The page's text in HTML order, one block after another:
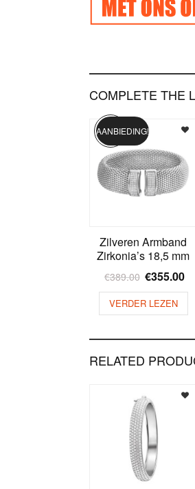
COMPLETE THE
Zilveren Armband
Zirkonia’s 18,5 mm
€389.00 €355.00
AANBIEDING!
VERDER LEZEN
RELATED